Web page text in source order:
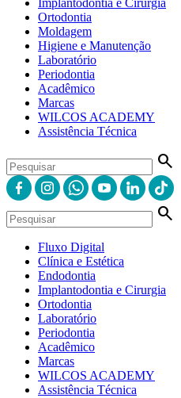
Implantodontia e Cirurgia
Ortodontia
Moldagem
Higiene e Manutenção
Laboratório
Periodontia
Acadêmico
Marcas
WILCOS ACADEMY
Assistência Técnica
search
search
Fluxo Digital
Clínica e Estética
Endodontia
Implantodontia e Cirurgia
Ortodontia
Laboratório
Periodontia
Acadêmico
Marcas
WILCOS ACADEMY
Assistência Técnica